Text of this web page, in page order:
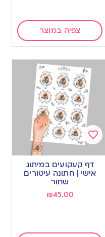
צפיה במוצר
wishlist
דף קעקועים במיתוג
אישי | חתונה עיטורים
שחור
₪45.00